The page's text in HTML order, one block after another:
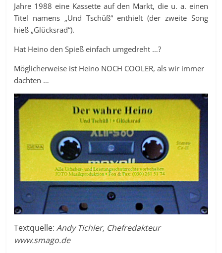
Jahre 1988 eine Kassette auf den Markt, die u. a. einen
Titel namens „Und Tschüß“ enthielt (der zweite Song
hieß „Glücksrad“).
Hat Heino den Spieß einfach umgedreht …?
Möglicherweise ist Heino NOCH COOLER, als wir immer
dachten …
Textquelle:Andy Tichler, Chefredakteur
www.smago.de